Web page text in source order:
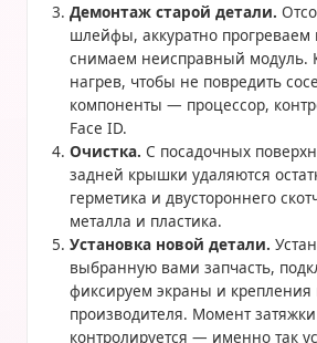
Демонтаж старой детали.
шлейфы, аккуратно
снимаем неисправный модуль.
нагрев, чтобы не повредить
компоненты — процессор,
Face ID.
Очистка. С посадочных
задней крышки удаляются
герметика и двустороннего
металла и пластика.
Установка новой детали.
выбранную вами запчасть,
фиксируем экраны и крепления
производителя. Момент
контролируется — именно так